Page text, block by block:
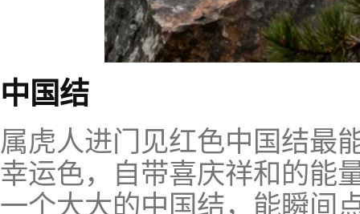
中国结
属虎人进门见红色中国结最
幸运色，自带喜庆祥和的能
一个大大的中国结，能瞬间